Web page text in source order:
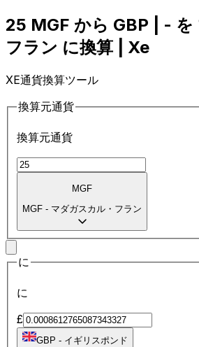
25 MGF から GBP | - を
フラン に換算 | Xe
XE通貨換算ツール
換算元通貨
換算元通貨
MGF
MGF - マダガスカル・フラン
に
に
£
GBP - イギリスポンド